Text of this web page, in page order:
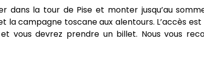
dans la tour de Pise et monter jusqu’au
la campagne toscane aux alentours. L’accès
vous devrez prendre un billet. Nous vous